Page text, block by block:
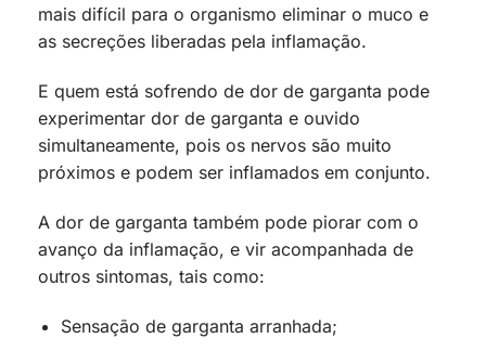
mais difícil para o organismo eliminar o muco e
as secreções liberadas pela inflamação.
E quem está sofrendo de dor de garganta pode
experimentar dor de garganta e ouvido
simultaneamente, pois os nervos são muito
próximos e podem ser inflamados em conjunto.
A dor de garganta também pode piorar com o
avanço da inflamação, e vir acompanhada de
outros sintomas, tais como:
Sensação de garganta arranhada;